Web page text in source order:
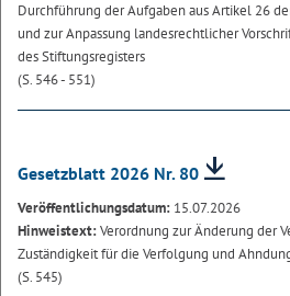
Durchführung der Aufgaben aus Artikel 26
und zur Anpassung landesrechtlicher
des Stiftungsregisters
(S. 546 - 551)
Gesetzblatt 2026 Nr. 80
Veröffentlichungsdatum: 15.07.2026
Hinweistext:Verordnung zur Änderung der
Zuständigkeit für die Verfolgung und
(S. 545)